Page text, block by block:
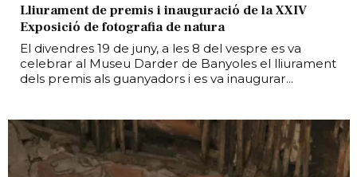
Lliurament de premis i inauguració de la XXIV
Exposició de fotografia de natura
El divendres 19 de juny, a les 8 del vespre es va
celebrar al Museu Darder de Banyoles el lliurament
dels premis als guanyadors i es va inaugurar...